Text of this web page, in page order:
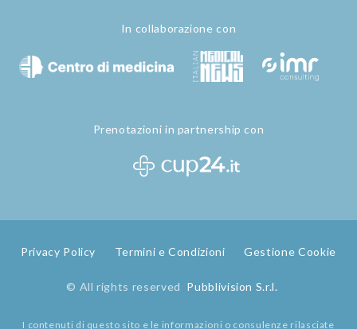
In collaborazione con
Prenotazioni in partnership con
Privacy Policy Termini e Condizioni Gestione Cookie
© All rights reserved Pubblivision S.r.l.
I contenuti di questo sito e le informazioni o consulenze rilasciate